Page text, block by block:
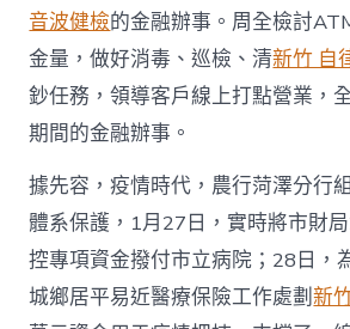
音波健檢的金融辦事。周全檢討
金量，做好消毒、巡檢、清新竹 自
鈔任務，領導客戶線上打點營業，
期間的金融辦事。
據先容，疫情時代，農行菏澤分行
體系保護，1月27日，實時將市財
控專項資金撥付市立病院；28日，
城鄉居平易近醫療保險工作處劃新